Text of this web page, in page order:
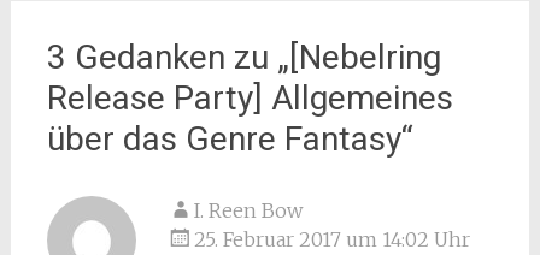
3 Gedanken zu „[Nebelring
Release Party] Allgemeines
über das Genre Fantasy“
I. Reen Bow
25. Februar 2017 um 14:02 Uhr